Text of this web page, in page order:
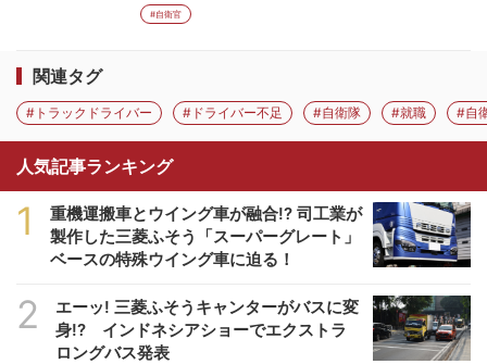
#自衛官
関連タグ
#トラックドライバー #ドライバー不足 #自衛隊 #就職 #自
人気記事ランキング
1
重機運搬車とウイング車が融合!? 司工業が
製作した三菱ふそう「スーパーグレート」
ベースの特殊ウイング車に迫る！
2
エーッ! 三菱ふそうキャンターがバスに変
身!? インドネシアショーでエクストラ
ロングバス発表